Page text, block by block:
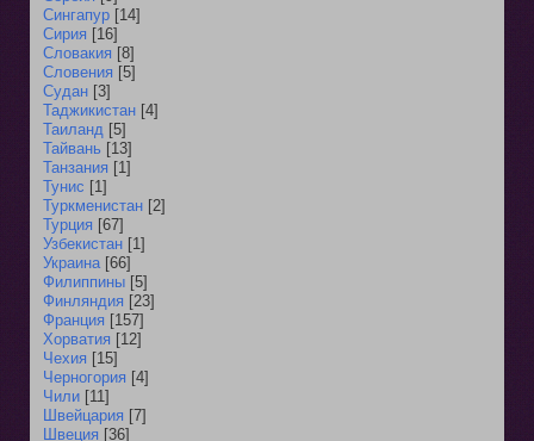
Сингапур [14]
Сирия [16]
Словакия [8]
Словения [5]
Судан [3]
Таджикистан [4]
Таиланд [5]
Тайвань [13]
Танзания [1]
Тунис [1]
Туркменистан [2]
Турция [67]
Узбекистан [1]
Украина [66]
Филиппины [5]
Финляндия [23]
Франция [157]
Хорватия [12]
Чехия [15]
Черногория [4]
Чили [11]
Швейцария [7]
Швеция [36]